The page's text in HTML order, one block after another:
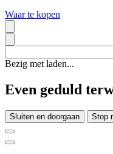
Waar te kopen
Bezig met laden...
Even geduld
Sluiten en doorgaan Stop